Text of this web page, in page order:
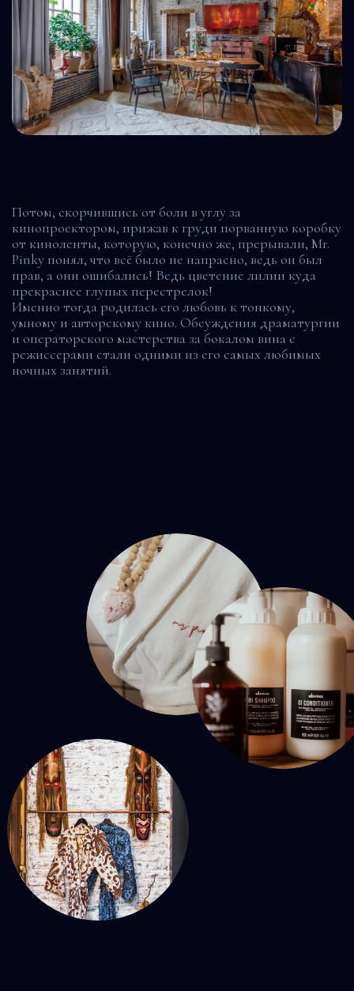
Потом, скорчившись от боли в углу за
кинопроектором, прижав к груди порванную коробку
от киноленты, которую, конечно же, прерывали, Mr.
Pinky понял, что всё было не напрасно, ведь он был
прав, а они ошибались! Ведь цветение лилии куда
прекраснее глупых перестрелок!
Именно тогда родилась его любовь к тонкому,
умному и авторскому кино. Обсуждения драматургии
и операторского мастерства за бокалом вина с
режиссерами стали одними из его самых любимых
ночных занятий.